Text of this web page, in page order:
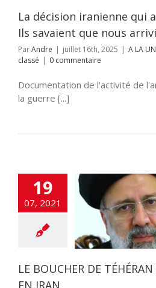
La décision iranienne qui
Ils savaient que nous
ParAndre | juillet 16th, 2025 | A LA
classé | 0 commentaire
Documentation de l'activité de
la guerre [...]
19
07, 2021
DE
EST AU
DEFENSE
LE BOUCHER DE